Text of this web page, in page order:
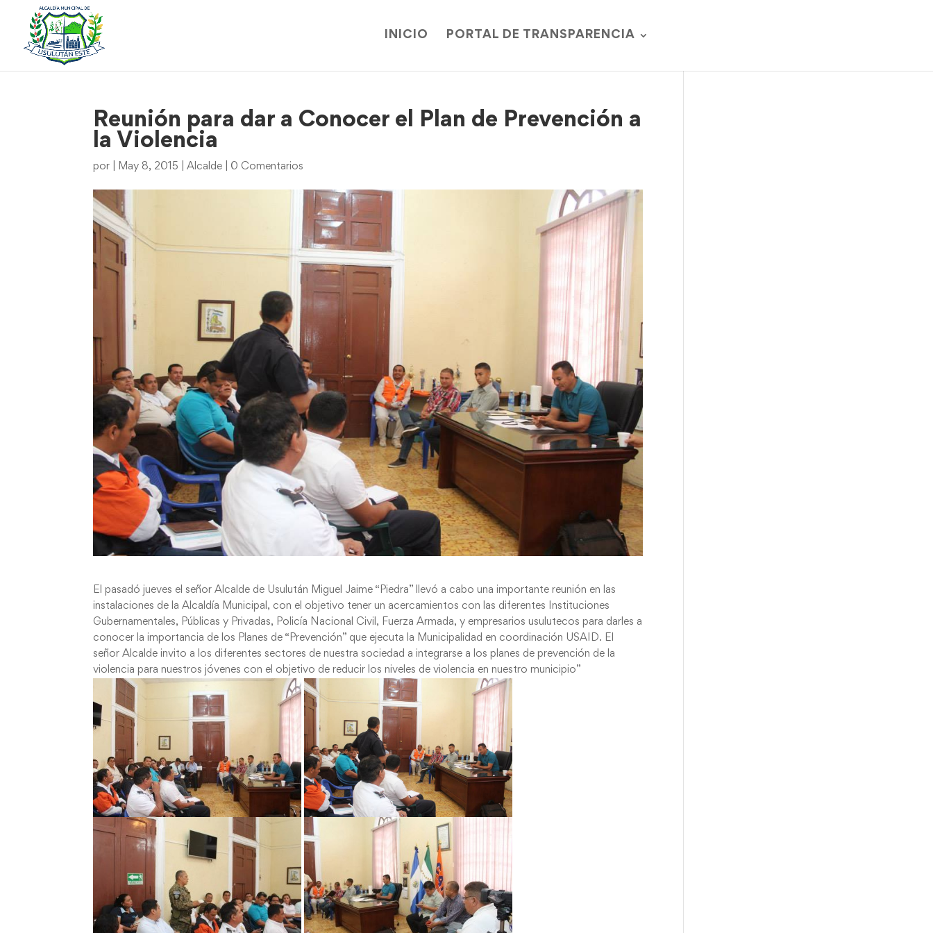
INICIO PORTAL DE TRANSPARENCIA
Reunión para dar a Conocer el Plan de Prevención a
la Violencia
por May 8, 2015 |Alcalde 0 Comentarios
El pasadó jueves el señor Alcalde de Usulután Miguel Jaime “Piedra” llevó a cabo una importante reunión en las
instalaciones de la Alcaldía Municipal, con el objetivo tener un acercamientos con las diferentes Instituciones
Gubernamentales, Públicas y Privadas, Policía Nacional Civil, Fuerza Armada, y empresarios usulutecos para darles a
conocer la importancia de los Planes de “Prevención” que ejecuta la Municipalidad en coordinación USAID. El
señor Alcalde invito a los diferentes sectores de nuestra sociedad a integrarse a los planes de prevención de la
violencia para nuestros jóvenes con el objetivo de reducir los niveles de violencia en nuestro municipio”